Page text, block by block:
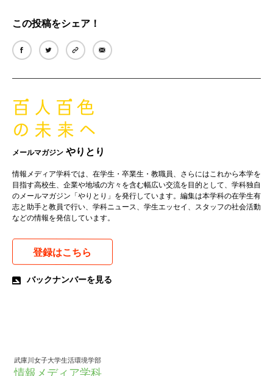
この投稿をシェア！
メールマガジンやりとり
情報メディア学科では、在学生・卒業生・教職員、さらにはこれから本学を
目指す高校生、企業や地域の方々を含む幅広い交流を目的として、学科独自
のメールマガジン「やりとり」を発行しています。編集は本学科の在学生有
志と助手と教員で行い、学科ニュース、学生エッセイ、スタッフの社会活動
などの情報を発信しています。
登録はこちら
バックナンバーを見る
武庫川女子大学生活環境学部
情報メディア学科